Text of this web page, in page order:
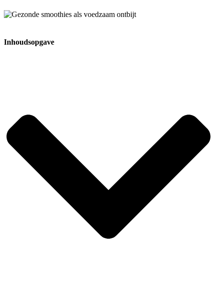
Inhoudsopgave